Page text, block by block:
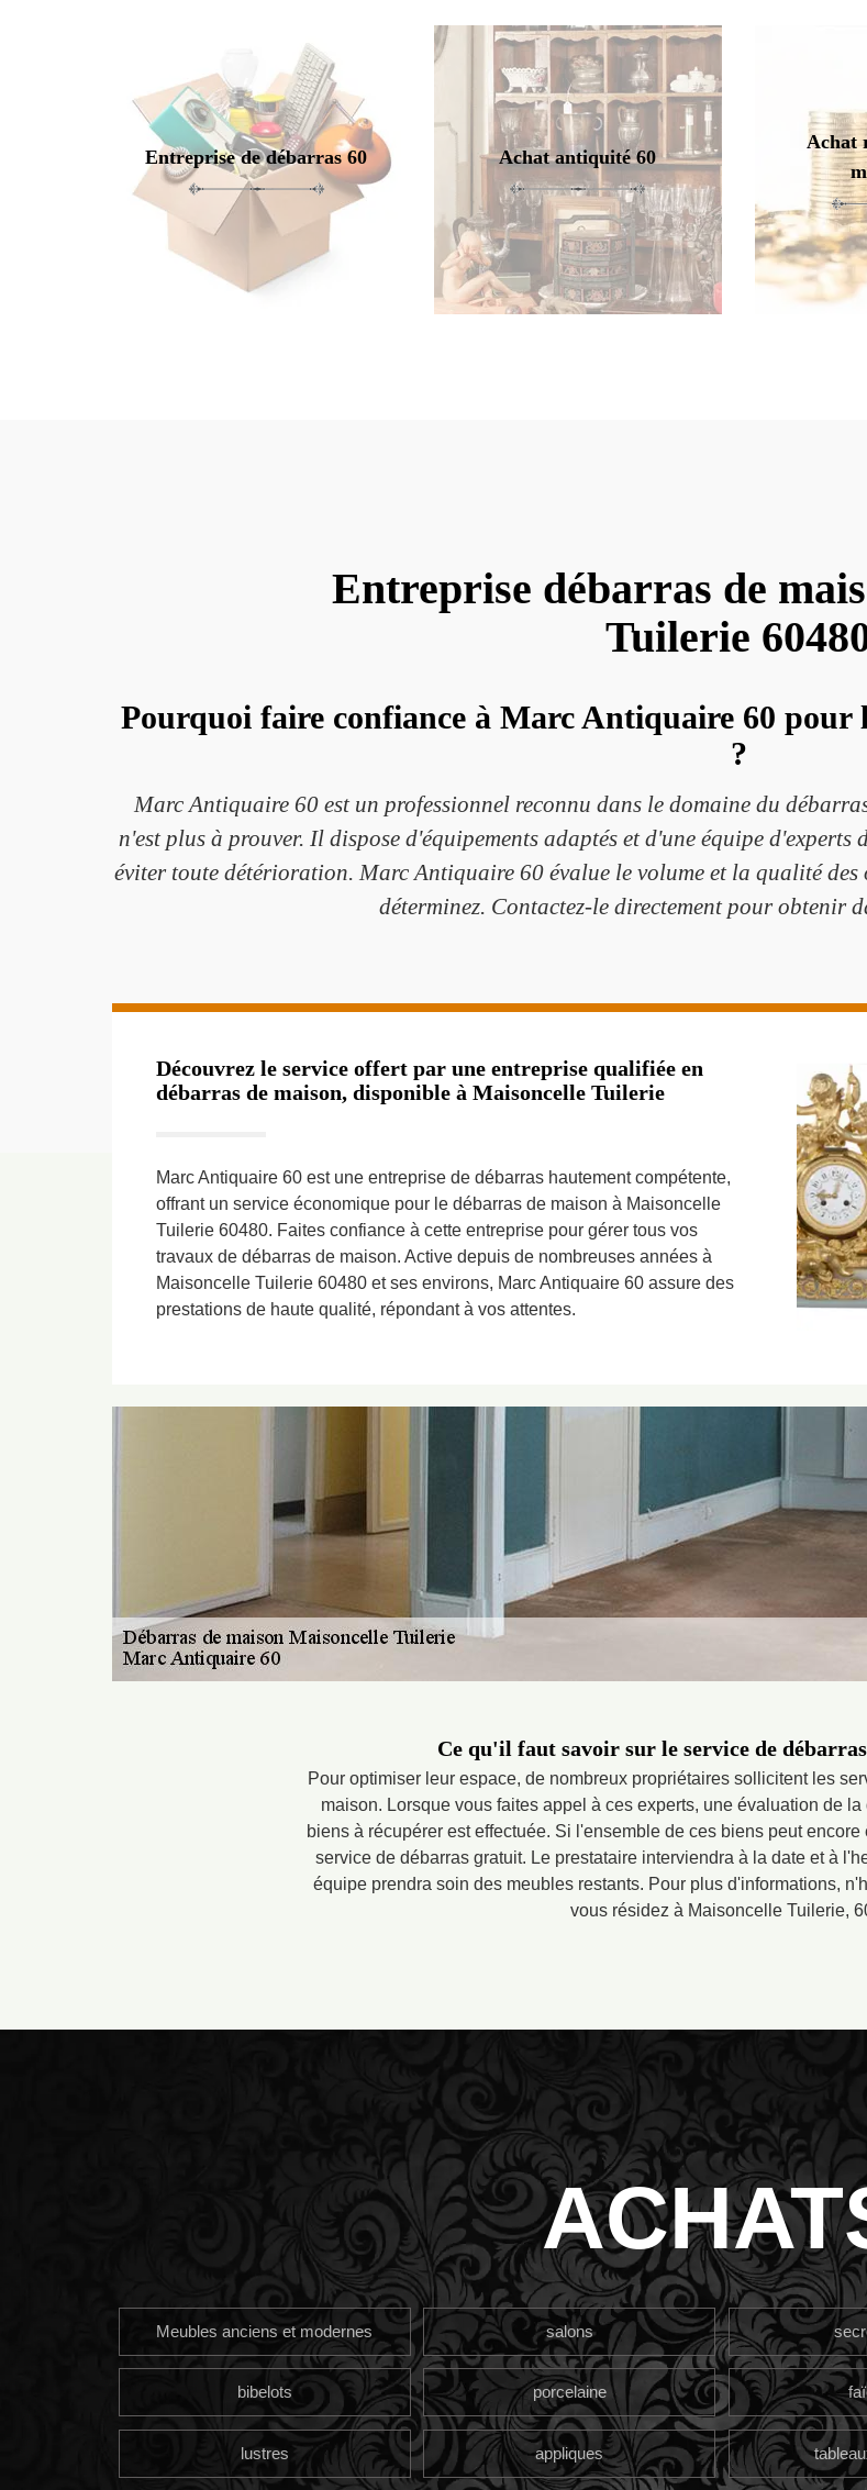
Entreprise de débarras 60 Achat antiquité 60
Achat
Entreprise débarras de
Tuilerie
Pourquoi faire confiance à Marc Antiquaire 60 pour
?
Marc Antiquaire 60 est un professionnel reconnu dans le domaine du
n'est plus à prouver. Il dispose d'équipements adaptés et d'une équipe
éviter toute détérioration. Marc Antiquaire 60 évalue le volume et la qualité des
déterminez. Contactez-le directement pour obtenir
Découvrez le service offert par une entreprise qualifiée en
débarras de maison, disponible à Maisoncelle Tuilerie
Marc Antiquaire 60 est une entreprise de débarras hautement compétente,
offrant un service économique pour le débarras de maison à Maisoncelle
Tuilerie 60480. Faites confiance à cette entreprise pour gérer tous vos
travaux de débarras de maison. Active depuis de nombreuses années à
Maisoncelle Tuilerie 60480 et ses environs, Marc Antiquaire 60 assure des
prestations de haute qualité, répondant à vos attentes.
Ce qu'il faut savoir sur le service de
Pour optimiser leur espace, de nombreux propriétaires sollicitent les
maison. Lorsque vous faites appel à ces experts, une évaluation de
biens à récupérer est effectuée. Si l'ensemble de ces biens peut
service de débarras gratuit. Le prestataire interviendra à la date et à
équipe prendra soin des meubles restants. Pour plus d'informations,
vous résidez à Maisoncelle Tuilerie,
Meubles anciens et modernes salons
bibelots porcelaine
lustres appliques